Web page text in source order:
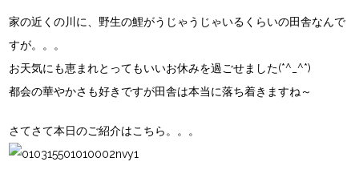
家の近くの川に、野生の鯉がうじゃうじゃいるくらいの田舎なんで
すが。。。
お天気にも恵まれとってもいいお休みを過ごせました(*^_^*)
都会の華やかさも好きですが田舎は本当に落ち着きますね～
さてさて本日のご紹介はこちら。。。